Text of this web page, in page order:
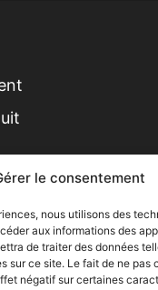
le consentement
nous utilisons des
aux informations des
de traiter des données
sur ce site. Le fait de ne pas
négatif sur certaines